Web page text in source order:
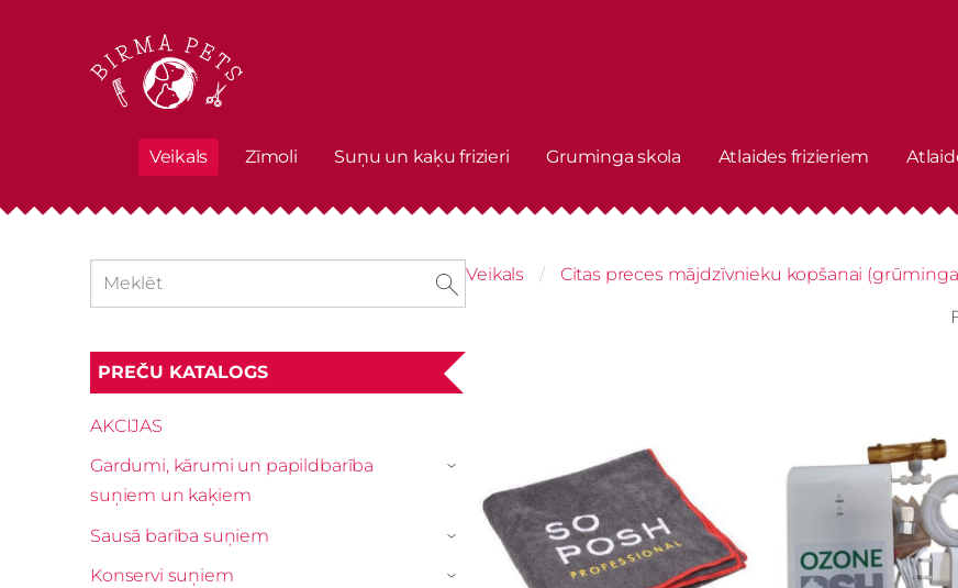
Veikals Zīmoli Suņu un kaķu frizieri Gruminga skola Atlaides frizieriem
PREČU KATALOGS
AKCIJAS
Gardumi, kārumi un papildbarība
suņiem un kaķiem
›
Sausā barība suņiem ›
Konservi suņiem ›
Veikals Citas preces mājdzīvnieku kopšanai